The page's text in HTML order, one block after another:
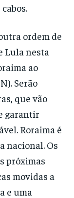
ordem de
Lula nesta
ao
Serão
que vão
garantir
Roraima é
nacional. Os
próximas
movidas a
e uma